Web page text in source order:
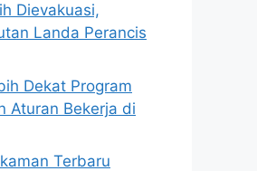
Dievakuasi,
Landa Perancis
Dekat Program
Aturan Bekerja di
Terbaru